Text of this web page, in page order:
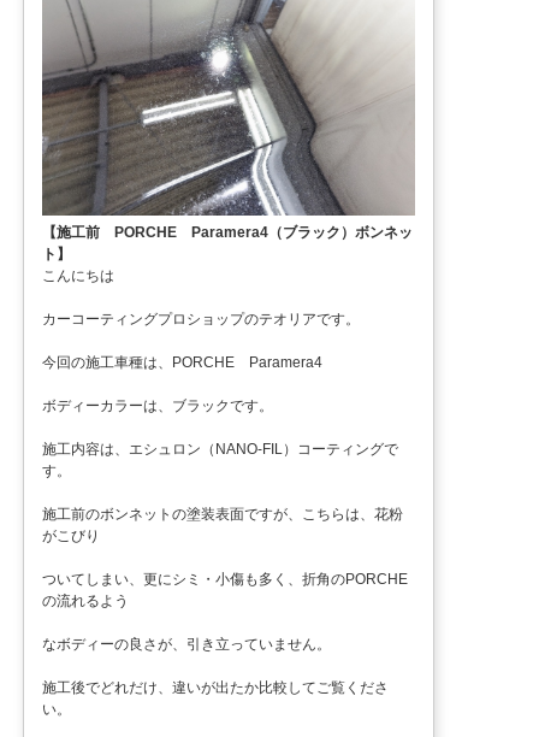
【施工前 PORCHE Paramera4（ブラック）ボンネッ
ト】
こんにちは
カーコーティングプロショップのテオリアです。
今回の施工車種は、PORCHE Paramera4
ボディーカラーは、ブラックです。
施工内容は、エシュロン（NANO-FIL）コーティングで
す。
施工前のボンネットの塗装表面ですが、こちらは、花粉
がこびり
ついてしまい、更にシミ・小傷も多く、折角のPORCHE
の流れるよう
なボディーの良さが、引き立っていません。
施工後でどれだけ、違いが出たか比較してご覧くださ
い。